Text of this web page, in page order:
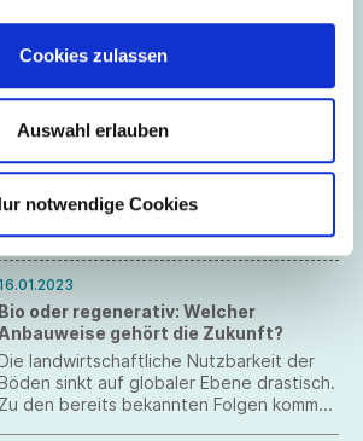
Cookies zulassen
Auswahl erlauben
notwendige Cookies
für biologische und faire
Baumwolle
Nachhaltigkeitsranking Material
Change Index (MCI) den ersten Platz
biologisch und fair erzeugter
Bio oder regenerativ: Welcher
gehört die Zukunft?
landwirtschaftliche Nutzbarkeit der
sinkt auf globaler Ebene drastisch.
Zu den bereits bekannten Folgen kommen